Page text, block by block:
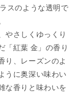
スのような透明で
やさしくゆっくり
「紅葉 金」の香り
り、レーズンのよ
うに奥深い味わい
な香りと味わいを